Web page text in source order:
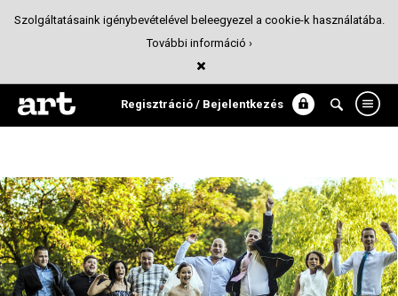
Regisztráció / Bejelentkezés
Nóri & Szabolcs
Fotó
Szolgáltatásaink igénybevételével beleegyezel a cookie-k használatába.
További információ ›